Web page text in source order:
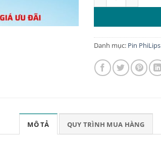
Danh mục: Pin PhiLips
MÔ TẢ QUY TRÌNH MUA HÀNG